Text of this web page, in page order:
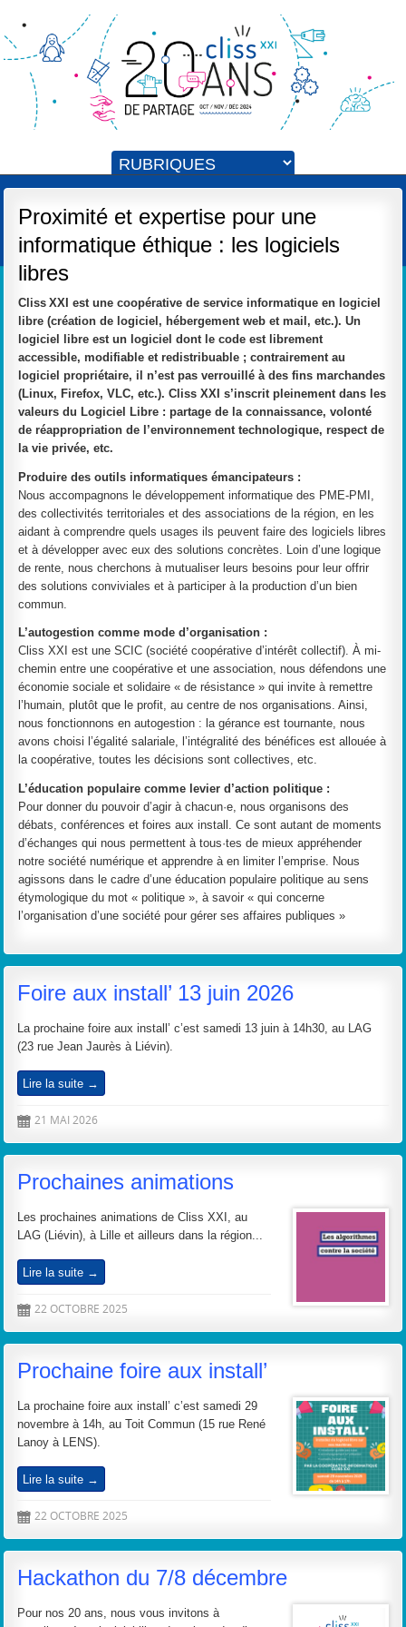
Proximité et expertise pour une
informatique éthique : les logiciels
libres
Cliss XXI est une coopérative de service informatique en logiciel
libre (création de logiciel, hébergement web et mail, etc.). Un
logiciel libre est un logiciel dont le code est librement
accessible, modifiable et redistribuable ; contrairement au
logiciel propriétaire, il n’est pas verrouillé à des fins marchandes
(Linux, Firefox, VLC, etc.). Cliss XXI s’inscrit pleinement dans les
valeurs du Logiciel Libre : partage de la connaissance, volonté
de réappropriation de l’environnement technologique, respect de
la vie privée, etc.
Produire des outils informatiques émancipateurs :
Nous accompagnons le développement informatique des PME-PMI,
des collectivités territoriales et des associations de la région, en les
aidant à comprendre quels usages ils peuvent faire des logiciels libres
et à développer avec eux des solutions concrètes. Loin d’une logique
de rente, nous cherchons à mutualiser leurs besoins pour leur offrir
des solutions conviviales et à participer à la production d’un bien
commun.
L’autogestion comme mode d’organisation :
Cliss XXI est une SCIC (société coopérative d’intérêt collectif). À mi-
chemin entre une coopérative et une association, nous défendons une
économie sociale et solidaire « de résistance » qui invite à remettre
l’humain, plutôt que le profit, au centre de nos organisations. Ainsi,
nous fonctionnons en autogestion : la gérance est tournante, nous
avons choisi l’égalité salariale, l’intégralité des bénéfices est allouée à
la coopérative, toutes les décisions sont collectives, etc.
L’éducation populaire comme levier d’action politique :
Pour donner du pouvoir d’agir à chacun·e, nous organisons des
débats, conférences et foires aux install. Ce sont autant de moments
d’échanges qui nous permettent à tous·tes de mieux appréhender
notre société numérique et apprendre à en limiter l’emprise. Nous
agissons dans le cadre d’une éducation populaire politique au sens
étymologique du mot « politique », à savoir « qui concerne
l’organisation d’une société pour gérer ses affaires publiques »
Foire aux install’ 13 juin 2026
La prochaine foire aux install’ c’est samedi 13 juin à 14h30, au LAG
(23 rue Jean Jaurès à Liévin).
Lire la suite →
D 21 MAI 2026
Prochaines animations
Les prochaines animations de Cliss XXI, au
LAG (Liévin), à Lille et ailleurs dans la région...
Lire la suite →
D 22 OCTOBRE 2025
Prochaine foire aux install’
La prochaine foire aux install’ c’est samedi 29
novembre à 14h, au Toit Commun (15 rue René
Lanoy à LENS).
Lire la suite →
D 22 OCTOBRE 2025
Hackathon du 7/8 décembre
Pour nos 20 ans, nous vous invitons à